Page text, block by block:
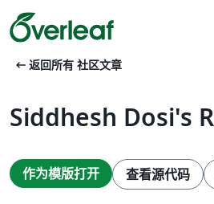
arrow_left_alt 返回所有 社区文章
Siddhesh Dosi's
作为模版打开 查看源代码